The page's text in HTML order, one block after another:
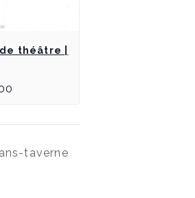
théâtre |
taverne